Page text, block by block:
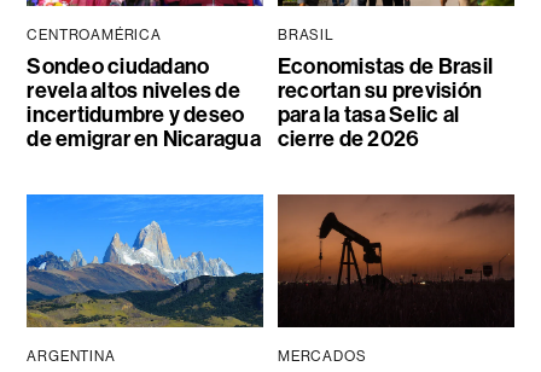
CENTROAMÉRICA
Sondeo ciudadano
revela altos niveles de
incertidumbre y deseo
de emigrar en Nicaragua
BRASIL
Economistas de Brasil
recortan su previsión
para la tasa Selic al
cierre de 2026
ARGENTINA MERCADOS